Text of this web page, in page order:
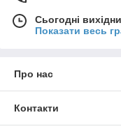
Сьогодні
Показати весь
Про нас
Контакти